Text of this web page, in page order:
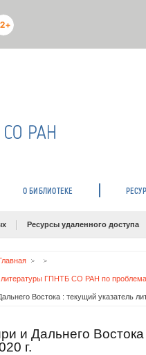
О БИБЛИОТЕКЕ
Ресурсы удаленного доступа
литературы ГПНТБ СО РАН по
Востока : текущий указатель
и Дальнего Востока
г.